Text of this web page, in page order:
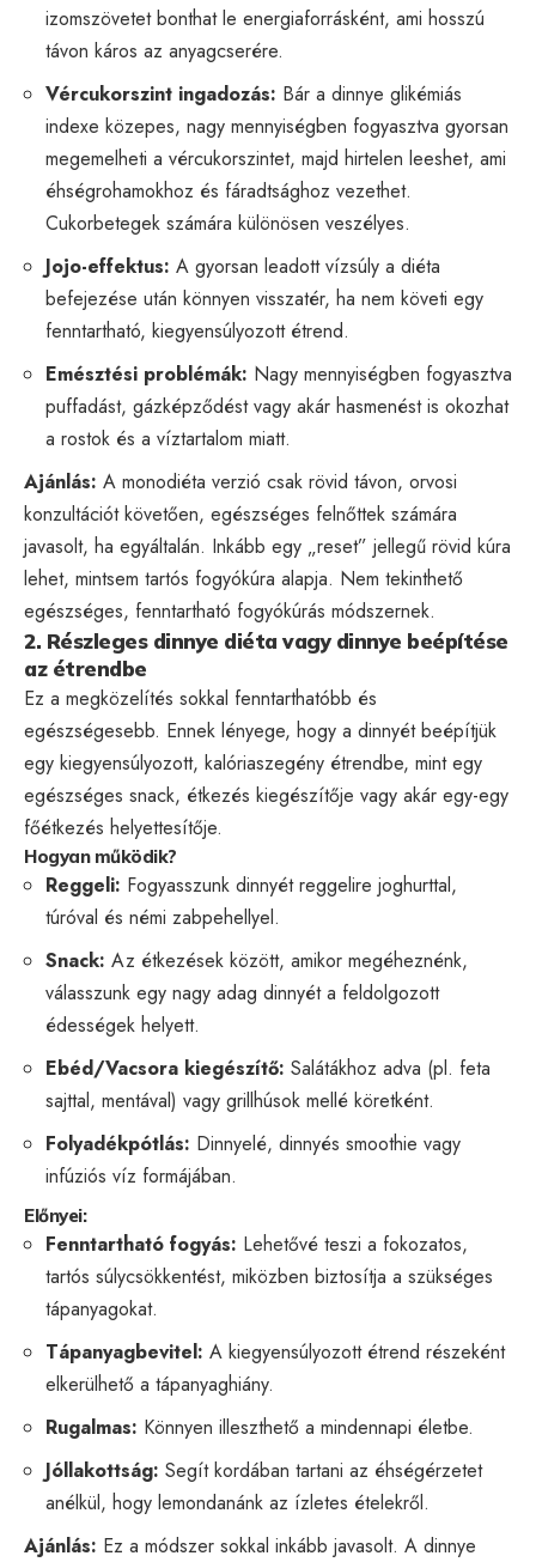
izomszövetet bonthat le energiaforrásként, ami hosszú
távon káros az anyagcserére.
Vércukorszint ingadozás: Bár a dinnye glikémiás
indexe közepes, nagy mennyiségben fogyasztva gyorsan
megemelheti a vércukorszintet, majd hirtelen leeshet, ami
éhségrohamokhoz és fáradtsághoz vezethet.
Cukorbetegek számára különösen veszélyes.
Jojo-effektus: A gyorsan leadott vízsúly a diéta
befejezése után könnyen visszatér, ha nem követi egy
fenntartható, kiegyensúlyozott étrend.
Emésztési problémák: Nagy mennyiségben fogyasztva
puffadást, gázképződést vagy akár hasmenést is okozhat
a rostok és a víztartalom miatt.
Ajánlás: A monodiéta verzió csak rövid távon, orvosi
konzultációt követően, egészséges felnőttek számára
javasolt, ha egyáltalán. Inkább egy „reset” jellegű rövid kúra
lehet, mintsem tartós fogyókúra alapja. Nem tekinthető
egészséges, fenntartható fogyókúrás módszernek.
2. Részleges dinnye diéta vagy dinnye beépítése
az étrendbe
Ez a megközelítés sokkal fenntarthatóbb és
egészségesebb. Ennek lényege, hogy a dinnyét beépítjük
egy kiegyensúlyozott, kalóriaszegény étrendbe, mint egy
egészséges snack, étkezés kiegészítője vagy akár egy-egy
főétkezés helyettesítője.
Hogyan működik?
Reggeli: Fogyasszunk dinnyét reggelire joghurttal,
túróval és némi zabpehellyel.
Snack: Az étkezések között, amikor megéheznénk,
válasszunk egy nagy adag dinnyét a feldolgozott
édességek helyett.
Ebéd/Vacsora kiegészítő: Salátákhoz adva (pl. feta
sajttal, mentával) vagy grillhúsok mellé köretként.
Folyadékpótlás: Dinnyelé, dinnyés smoothie vagy
infúziós víz formájában.
Előnyei:
Fenntartható fogyás: Lehetővé teszi a fokozatos,
tartós súlycsökkentést, miközben biztosítja a szükséges
tápanyagokat.
Tápanyagbevitel: A kiegyensúlyozott étrend részeként
elkerülhető a tápanyaghiány.
Rugalmas: Könnyen illeszthető a mindennapi életbe.
Jóllakottság: Segít kordában tartani az éhségérzetet
anélkül, hogy lemondanánk az ízletes ételekről.
Ajánlás: Ez a módszer sokkal inkább javasolt. A dinnye